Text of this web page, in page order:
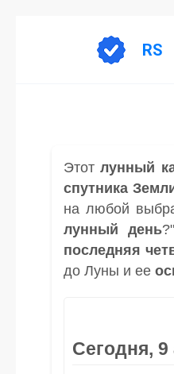
RS
Этотлунный
спутника
на любой
лунный день
последняя
до Луны и ее
Сегодня, 9